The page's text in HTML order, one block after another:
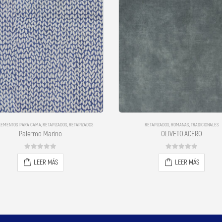
PARA CAMA, RETAPIZADOS, RETAPIZADOS
Palermo Marino
0out of 5
LEER MÁS
RETAPIZADOS, ROMANAS,TRADICIONALES
OLIVETO ACERO
0out of 5
LEER MÁS